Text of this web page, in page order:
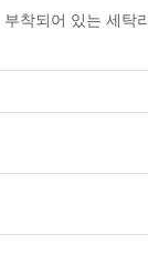
착되어 있는 세탁